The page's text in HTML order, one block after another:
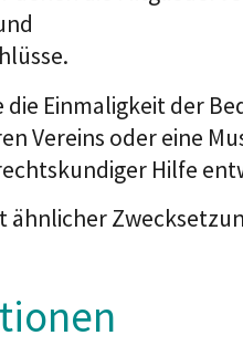
Einmaligkeit der
Vereins oder eine
Hilfe
ähnlicher